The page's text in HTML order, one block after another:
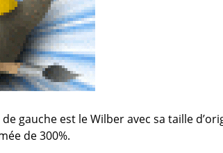
gauche est le Wilber avec sa taille
de 300%.